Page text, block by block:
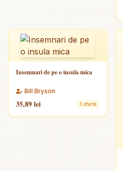
Insemnari de pe o insula mica
Bill Bryson
35,89 lei 3 oferte